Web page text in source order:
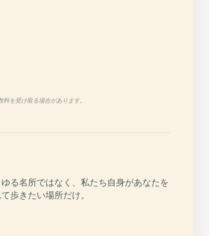
を受け取る場合があります。
る名所ではなく、私たち自身があなたを
歩きたい場所だけ。